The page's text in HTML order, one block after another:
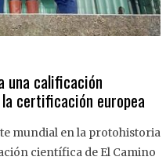
una calificación
certificación europea
mundial en la protohistoria
científica de El Camino